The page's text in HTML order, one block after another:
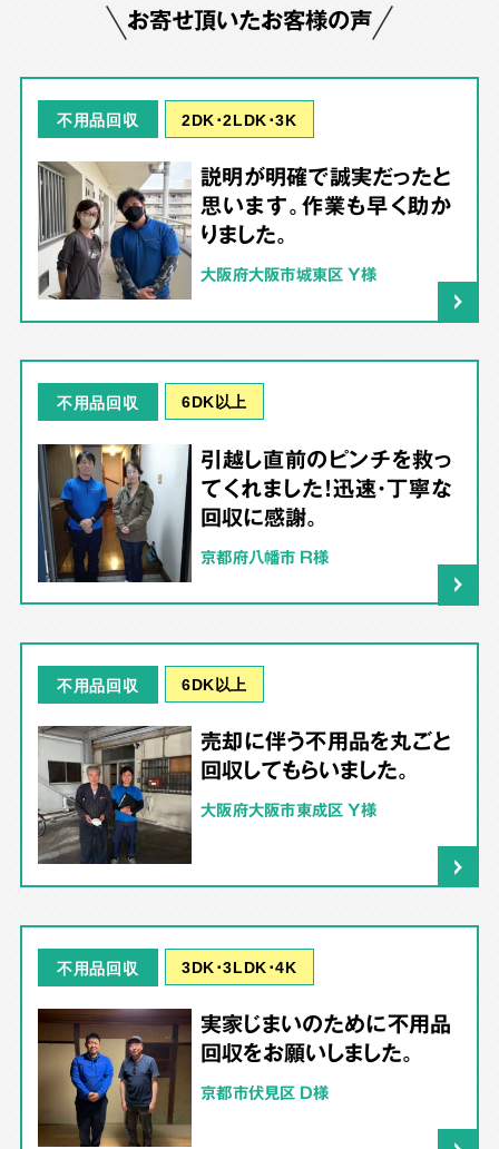
お寄せ頂いたお客様の声
不用品回収 2DK･2LDK･3K
説明が明確で誠実だったと
思います。作業も早く助か
りました。
大阪府大阪市城東区 Y様
不用品回収 6DK以上
引越し直前のピンチを救っ
てくれました！迅速・丁寧な
回収に感謝。
京都府八幡市 R様
不用品回収 6DK以上
売却に伴う不用品を丸ごと
回収してもらいました。
大阪府大阪市東成区 Y様
不用品回収 3DK･3LDK･4K
実家じまいのために不用品
回収をお願いしました。
京都市伏見区 D様